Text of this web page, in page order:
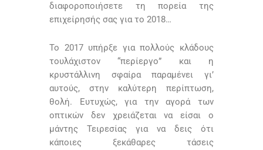
διαφοροποιήσετε τη πορεία της
επιχείρησής σας για το 2018…
Το 2017 υπήρξε για πολλούς κλάδους
τουλάχιστον “περίεργο” και η
κρυστάλλινη σφαίρα παραμένει γι’
αυτούς, στην καλύτερη περίπτωση,
θολή. Ευτυχώς, για την αγορά των
οπτικών δεν χρειάζεται να είσαι ο
μάντης Τειρεσίας για να δεις ότι
κάποιες ξεκάθαρες τάσεις